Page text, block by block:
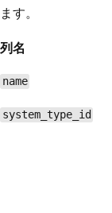
ます。
列名
name
system_type_id